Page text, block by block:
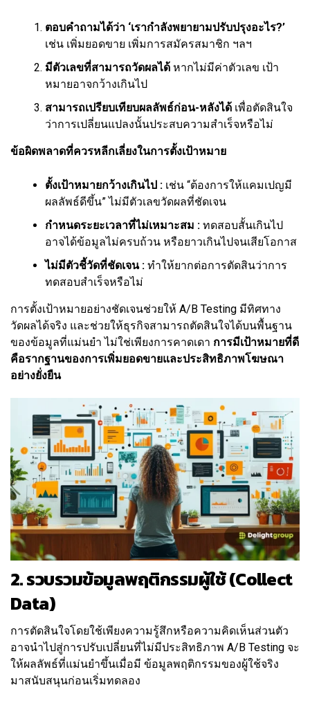
ตอบคำถามได้ว่า ‘เรากำลังพยายามปรับปรุงอะไร?’
เช่น เพิ่มยอดขาย เพิ่มการสมัครสมาชิก ฯลฯ
มีตัวเลขที่สามารถวัดผลได้ หากไม่มีค่าตัวเลข เป้า
หมายอาจกว้างเกินไป
สามารถเปรียบเทียบผลลัพธ์ก่อน-หลังได้ เพื่อตัดสินใจ
ว่าการเปลี่ยนแปลงนั้นประสบความสำเร็จหรือไม่
ข้อผิดพลาดที่ควรหลีกเลี่ยงในการตั้งเป้าหมาย
ตั้งเป้าหมายกว้างเกินไป : เช่น “ต้องการให้แคมเปญมี
ผลลัพธ์ดีขึ้น” ไม่มีตัวเลขวัดผลที่ชัดเจน
กำหนดระยะเวลาที่ไม่เหมาะสม : ทดสอบสั้นเกินไป
อาจได้ข้อมูลไม่ครบถ้วน หรือยาวเกินไปจนเสียโอกาส
ไม่มีตัวชี้วัดที่ชัดเจน : ทำให้ยากต่อการตัดสินว่าการ
ทดสอบสำเร็จหรือไม่
การตั้งเป้าหมายอย่างชัดเจนช่วยให้ A/B Testing มีทิศทาง
วัดผลได้จริง และช่วยให้ธุรกิจสามารถตัดสินใจได้บนพื้นฐาน
ของข้อมูลที่แม่นยำ ไม่ใช่เพียงการคาดเดา การมีเป้าหมายที่ดี
คือรากฐานของการเพิ่มยอดขายและประสิทธิภาพโฆษณา
อย่างยั่งยืน
2. รวบรวมข้อมูลพฤติกรรมผู้ใช้ (Collect
Data)
การตัดสินใจโดยใช้เพียงความรู้สึกหรือความคิดเห็นส่วนตัว
อาจนำไปสู่การปรับเปลี่ยนที่ไม่มีประสิทธิภาพ A/B Testing จะ
ให้ผลลัพธ์ที่แม่นยำขึ้นเมื่อมี ข้อมูลพฤติกรรมของผู้ใช้จริง
มาสนับสนุนก่อนเริ่มทดลอง